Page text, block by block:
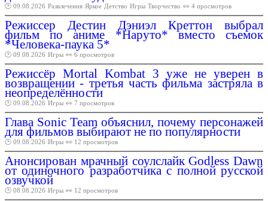
🕑 09.08.2026 Развлечения Яркое Детство Игры Творчество 👀 4 просмотров
Режиссер Дестин Дэниэл Креттон выбрал
фильм по аниме *Наруто* вместо съемок
*Человека-паука 5*
🕑 09.08.2026 Игры 👀 6 просмотров
Режиссёр Mortal Kombat 3 уже не уверен в
возвращении - третья часть фильма застряла в
неопределённости
🕑 09.08.2026 Игры 👀 7 просмотров
Глава Sonic Team объяснил, почему персонажей
для фильмов выбирают не по популярности
🕑 09.08.2026 Игры 👀 12 просмотров
Анонсирован мрачный соулслайк Godless Dawn
от одиночного разработчика с полной русской
озвучкой
🕑 08.08.2026 Игры 👀 12 просмотров